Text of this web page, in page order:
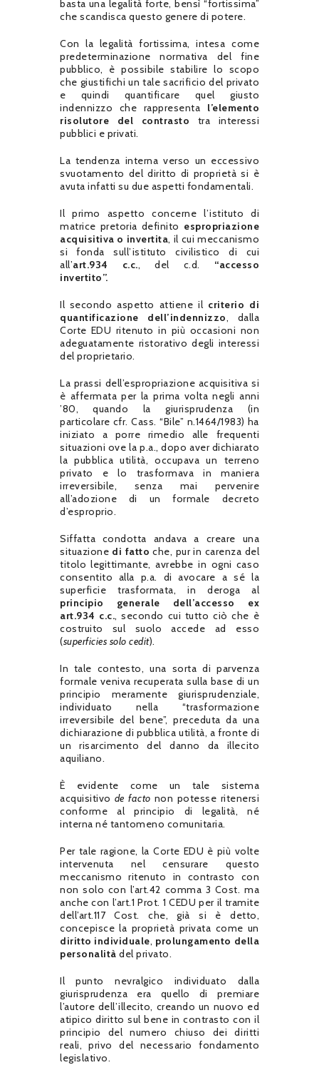
basta una legalità forte, bensì “fortissima”
che scandisca questo genere di potere.
Con la legalità fortissima, intesa come
predeterminazione normativa del fine
pubblico, è possibile stabilire lo scopo
che giustifichi un tale sacrificio del privato
e quindi quantificare quel giusto
indennizzo che rappresenta l’elemento
risolutore del contrasto tra interessi
pubblici e privati.
La tendenza interna verso un eccessivo
svuotamento del diritto di proprietà si è
avuta infatti su due aspetti fondamentali.
Il primo aspetto concerne l’istituto di
matrice pretoria definito espropriazione
acquisitiva o invertita, il cui meccanismo
si fonda sull’istituto civilistico di cui
all’art.934 c.c., del c.d. “accesso
invertito”.
Il secondo aspetto attiene il criterio di
quantificazione dell’indennizzo, dalla
Corte EDU ritenuto in più occasioni non
adeguatamente ristorativo degli interessi
del proprietario.
La prassi dell’espropriazione acquisitiva si
è affermata per la prima volta negli anni
’80, quando la giurisprudenza (in
particolare cfr. Cass. “Bile” n.1464/1983) ha
iniziato a porre rimedio alle frequenti
situazioni ove la p.a., dopo aver dichiarato
la pubblica utilità, occupava un terreno
privato e lo trasformava in maniera
irreversibile, senza mai pervenire
all’adozione di un formale decreto
d’esproprio.
Siffatta condotta andava a creare una
situazione di fatto che, pur in carenza del
titolo legittimante, avrebbe in ogni caso
consentito alla p.a. di avocare a sé la
superficie trasformata, in deroga al
principio generale dell’accesso ex
art.934 c.c., secondo cui tutto ciò che è
costruito sul suolo accede ad esso
(superficies solo cedit).
In tale contesto, una sorta di parvenza
formale veniva recuperata sulla base di un
principio meramente giurisprudenziale,
individuato nella “trasformazione
irreversibile del bene”, preceduta da una
dichiarazione di pubblica utilità, a fronte di
un risarcimento del danno da illecito
aquiliano.
È evidente come un tale sistema
acquisitivo de facto non potesse ritenersi
conforme al principio di legalità, né
interna né tantomeno comunitaria.
Per tale ragione, la Corte EDU è più volte
intervenuta nel censurare questo
meccanismo ritenuto in contrasto con
non solo con l’art.42 comma 3 Cost. ma
anche con l’art.1 Prot. 1 CEDU per il tramite
dell’art.117 Cost. che, già si è detto,
concepisce la proprietà privata come un
diritto individuale, prolungamento della
personalità del privato.
Il punto nevralgico individuato dalla
giurisprudenza era quello di premiare
l’autore dell’illecito, creando un nuovo ed
atipico diritto sul bene in contrasto con il
principio del numero chiuso dei diritti
reali, privo del necessario fondamento
legislativo.